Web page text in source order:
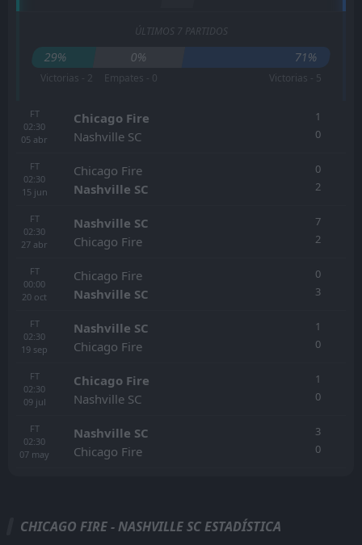
ÚLTIMOS 7 PARTIDOS
29% 0% 71%
Victorias - 2 Empates - 0 Victorias - 5
FT
02:30
05 abr
Chicago Fire
Nashville SC
1
0
FT
02:30
15 jun
Chicago Fire
Nashville SC
0
2
FT
02:30
27 abr
Nashville SC
Chicago Fire
7
2
FT
00:00
20 oct
Chicago Fire
Nashville SC
0
3
FT
02:30
19 sep
Nashville SC
Chicago Fire
1
0
FT
02:30
09 jul
Chicago Fire
Nashville SC
1
0
FT
02:30
07 may
Nashville SC
Chicago Fire
3
0
CHICAGO FIRE - NASHVILLE SC ESTADÍSTICA